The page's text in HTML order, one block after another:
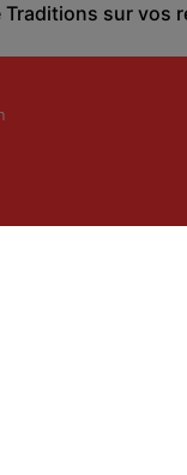
Traditions sur vos